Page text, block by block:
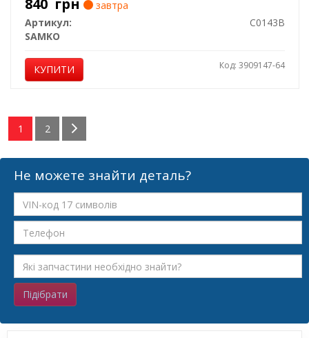
840 грн
завтра
Артикул:
C0143B
SAMKO
КУПИТИ Код: 3909147-64
1 2
Не можете знайти деталь?
Підібрати